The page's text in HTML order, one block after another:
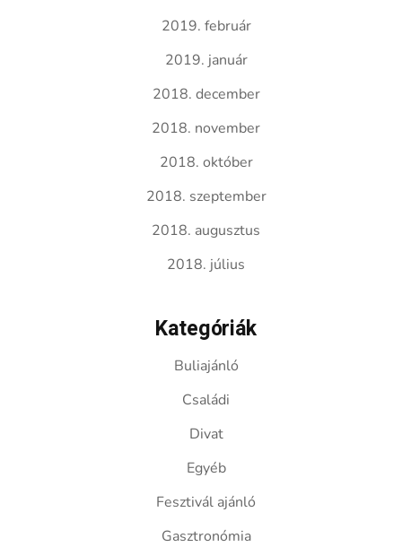
2019. február
2019. január
2018. december
2018. november
2018. október
2018. szeptember
2018. augusztus
2018. július
Kategóriák
Buliajánló
Családi
Divat
Egyéb
Fesztivál ajánló
Gasztronómia